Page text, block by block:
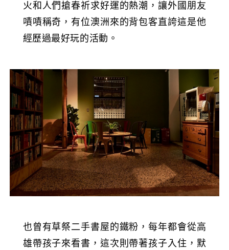
火和人們搶春祈求好運的熱潮，讓外國朋友
嘖嘖稱奇，有位澳洲來的背包客直誇這是他
經歷過最好玩的活動。
也曾有草祭二手書屋的鐵粉，每年都會從高
雄帶孩子來看書，這次則帶著孩子入住，默